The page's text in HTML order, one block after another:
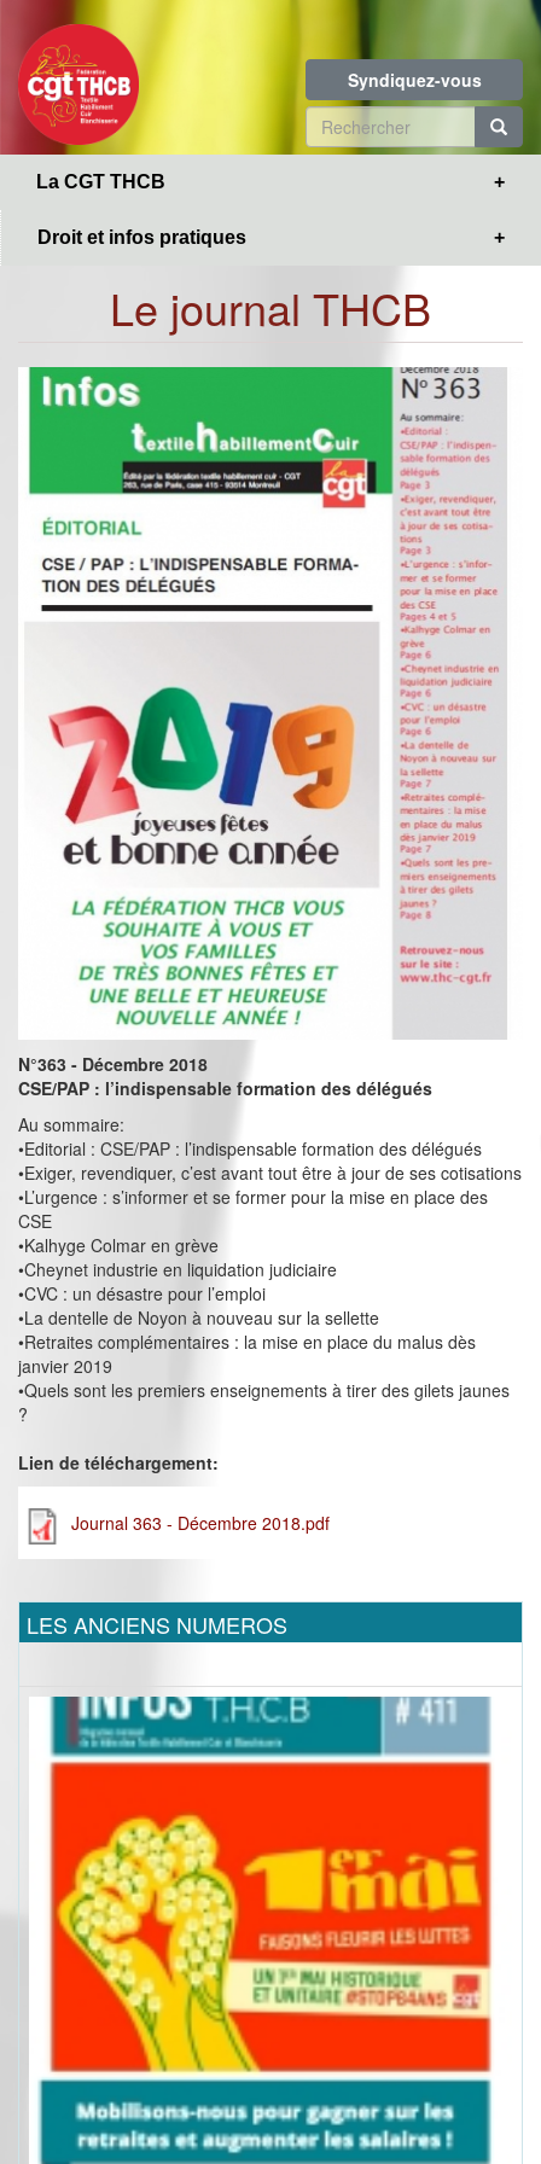
contenu
principal
Syndiquez-vous
Formulaire
de
La CGT THCB
Droit et infos pratiques
Le journal THCB
N°363 - Décembre 2018
CSE/PAP : l’indispensable formation des délégués
Au sommaire:
•Editorial : CSE/PAP : l’indispensable formation des délégués
•Exiger, revendiquer, c’est avant tout être à jour de ses cotisations
•L’urgence : s’informer et se former pour la mise en place des
CSE
•Kalhyge Colmar en grève
•Cheynet industrie en liquidation judiciaire
•CVC : un désastre pour l’emploi
•La dentelle de Noyon à nouveau sur la sellette
•Retraites complémentaires : la mise en place du malus dès
janvier 2019
•Quels sont les premiers enseignements à tirer des gilets jaunes
?
Lien de téléchargement:
Journal 363 - Décembre 2018.pdf
LES ANCIENS NUMEROS